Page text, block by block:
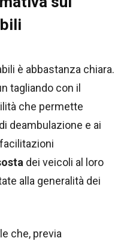
è abbastanza chiara.
tagliando con il
che permette
deambulazione e ai
dei veicoli al loro
alla generalità dei
che, previa